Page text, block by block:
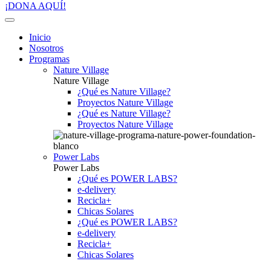
¡DONA AQUÍ!
Inicio
Nosotros
Programas
Nature Village
Nature Village
¿Qué es Nature Village?
Proyectos Nature Village
¿Qué es Nature Village?
Proyectos Nature Village
Power Labs
Power Labs
¿Qué es POWER LABS?
e-delivery
Recicla+
Chicas Solares
¿Qué es POWER LABS?
e-delivery
Recicla+
Chicas Solares